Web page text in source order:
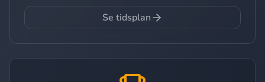
Se tidsplan